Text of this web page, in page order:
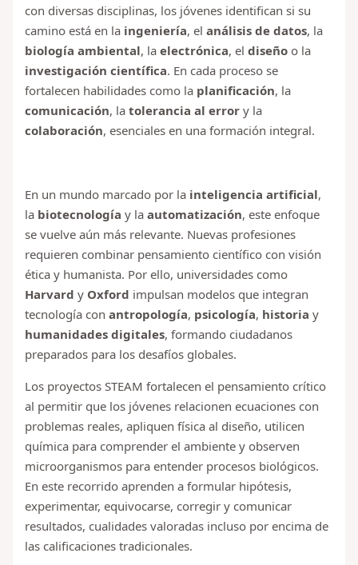
con diversas disciplinas, los jóvenes identifican si su
camino está en la ingeniería, elanálisis de datos, la
biología ambiental, laelectrónica, eldiseño o la
investigación científica. En cada proceso se
fortalecen habilidades como la planificación, la
comunicación, latolerancia al error y la
colaboración, esenciales en una formación integral.
En un mundo marcado por la inteligencia artificial,
la biotecnología y laautomatización, este enfoque
se vuelve aún más relevante. Nuevas profesiones
requieren combinar pensamiento científico con visión
ética y humanista. Por ello, universidades como
Harvard y Oxford impulsan modelos que integran
tecnología conantropología, psicología, historia y
humanidades digitales, formando ciudadanos
preparados para los desafíos globales.
Los proyectos STEAM fortalecen el pensamiento crítico
al permitir que los jóvenes relacionen ecuaciones con
problemas reales, apliquen física al diseño, utilicen
química para comprender el ambiente y observen
microorganismos para entender procesos biológicos.
En este recorrido aprenden a formular hipótesis,
experimentar, equivocarse, corregir y comunicar
resultados, cualidades valoradas incluso por encima de
las calificaciones tradicionales.